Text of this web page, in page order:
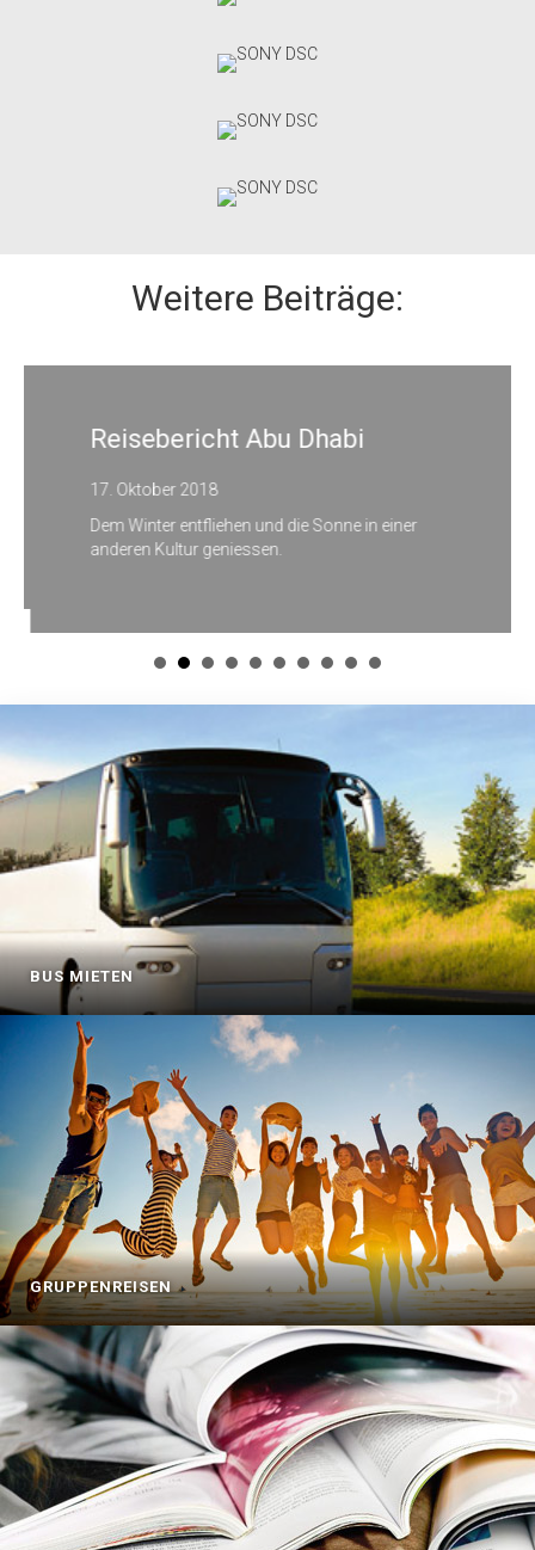
Weitere Beiträge:
Reisebericht Abu Dhabi
17. Oktober 2018
Dem Winter entfliehen und die Sonne in einer
anderen Kultur geniessen.
BUS MIETEN
GRUPPENREISEN